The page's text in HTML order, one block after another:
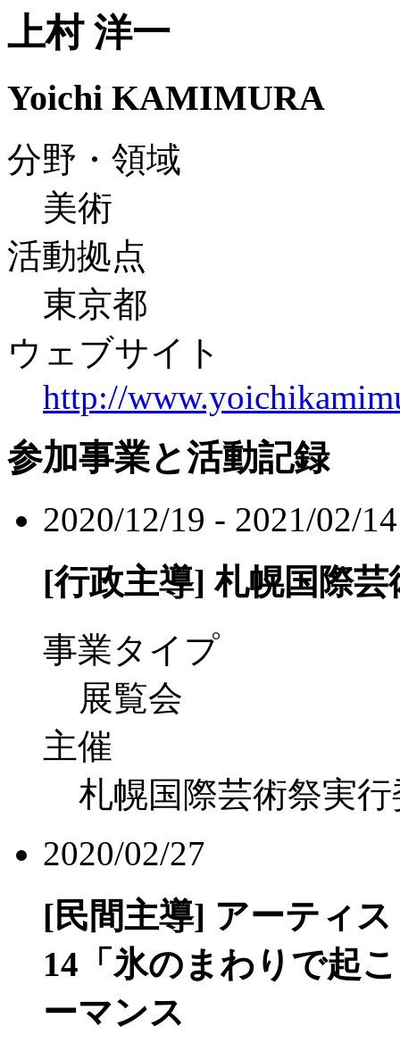
上村 洋一
Yoichi KAMIMURA
分野・領域
美術
活動拠点
東京都
ウェブサイト
http://
参加事業と活動記録
2020/12/19 - 2021/02/14
[行政主導] 札幌国際芸
事業タイプ
展覧会
主催
札幌国際芸術祭実
2020/02/27
[民間主導] アーティ
14「氷のまわりで起
ーマンス